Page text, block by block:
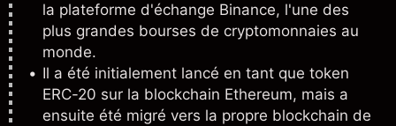
la plateforme d'échange Binance, l'une des
plus grandes bourses de cryptomonnaies au
monde.
Il a été initialement lancé en tant que token
ERC-20 sur la blockchain Ethereum, mais a
ensuite été migré vers la propre blockchain de